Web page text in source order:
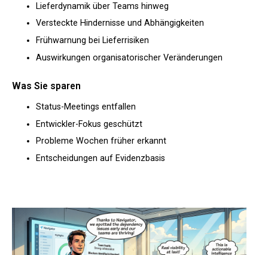
Lieferdynamik über Teams hinweg
Versteckte Hindernisse und Abhängigkeiten
Frühwarnung bei Lieferrisiken
Auswirkungen organisatorischer Veränderungen
Was Sie sparen
Status-Meetings entfallen
Entwickler-Fokus geschützt
Probleme Wochen früher erkannt
Entscheidungen auf Evidenzbasis